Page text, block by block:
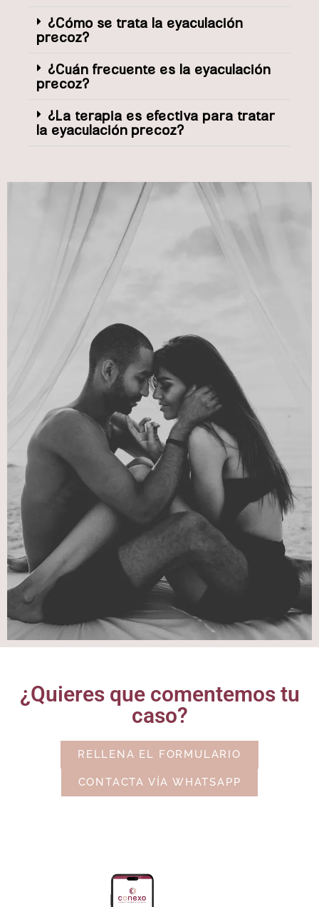
¿Cómo se trata la eyaculación
precoz?
¿Cuán frecuente es la eyaculación
precoz?
¿La terapia es efectiva para tratar
la eyaculación precoz?
¿Quieres que comentemos tu
caso?
RELLENA EL FORMULARIO
CONTACTA VÍA WHATSAPP